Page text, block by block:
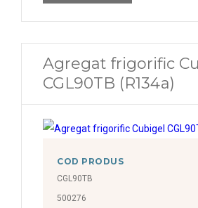
Agregat frigorific
CGL90TB (R134a)
COD PRODUS
CGL90TB
500276